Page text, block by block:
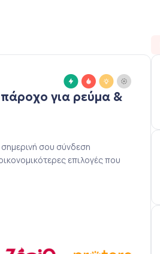
για ρεύμα &
σημερινή σου σύνδεση
επιλογές που